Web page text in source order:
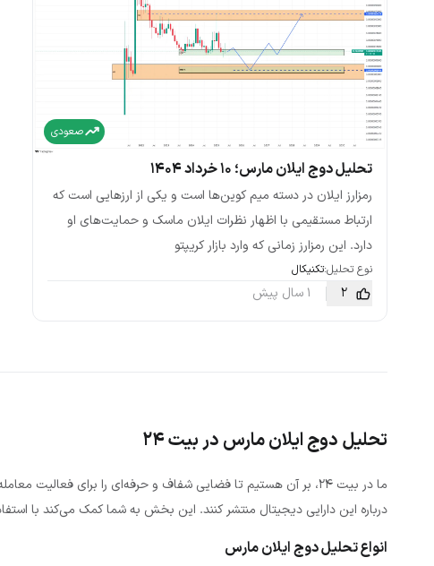
صعودی
تحلیل دوج ایلان مارس؛ ۱۰ خرداد ۱۴۰۴
رمزارز ایلان در دسته میم کوین‌ها است و یکی از ارزهایی است که
ارتباط مستقیمی با اظهار نظرات ایلان ماسک و حمایت‌های او
دارد. این رمزارز زمانی که وارد بازار کریپتو
نوع تحلیل:تکنیکال
2 1 سال پیش
تحلیل دوج ایلان مارس در بیت ۲۴
درباره این دارایی دیجیتال منتشر کنند. این بخش به شما کمک می‌کند با
انواع تحلیل دوج ایلان مارس